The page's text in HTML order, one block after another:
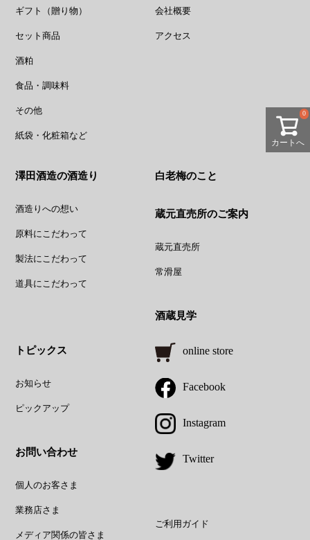
カートへ
0
ギフト（贈り物）
セット商品
酒粕
食品・調味料
その他
紙袋・化粧箱など
会社概要
アクセス
澤田酒造の酒造り
酒造りへの想い
原料にこだわって
製法にこだわって
道具にこだわって
白老梅のこと
蔵元直売所のご案内
蔵元直売所
常滑屋
酒蔵見学
トピックス
お知らせ
ピックアップ
お問い合わせ
個人のお客さま
業務店さま
メディア関係の皆さま
online store
Facebook
Instagram
Twitter
ご利用ガイド